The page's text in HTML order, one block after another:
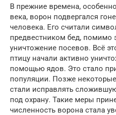
В прежние времена,
века, ворон подвергался
человека. Его считали
предвестником бед, помимо
уничтожение посевов. Всё
птицу начали активно
помощью ядов. Это стало
популяции. Позже
стали исправлять
под охрану. Такие меры
численность ворона стала